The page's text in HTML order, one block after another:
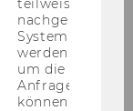
teilweise von
nachgelagerten
System
werden.
um die Antwort
Anfrage
können.